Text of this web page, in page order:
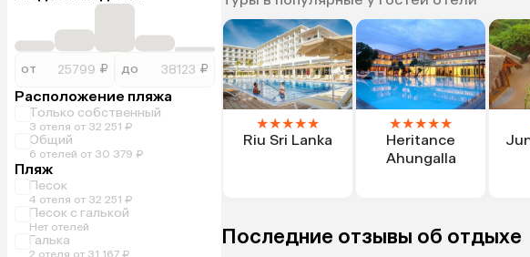
от ₽ до ₽
Расположение пляжа
Только собственный
3 отеля от 32 251 ₽
Общий
6 отелей от 30 379 ₽
Пляж
Песок
4 отеля от 32 251 ₽
Песок с галькой
Нет отелей
Галька
2 отеля от 31 167 ₽
★★★★★
Riu Sri Lanka
★★★★★
Heritance
Ahungalla
Последние отзывы об отдыхе